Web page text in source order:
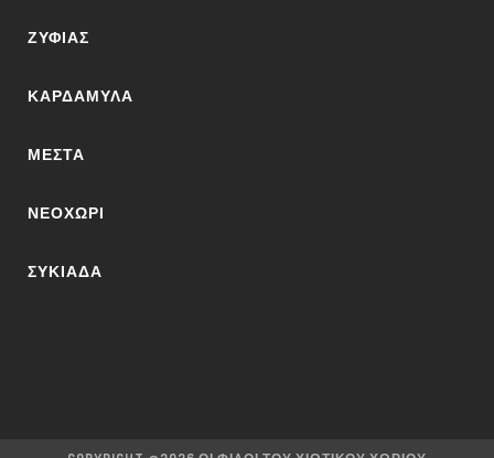
ΖΥΦΙΆΣ
ΚΑΡΔΆΜΥΛΑ
ΜΕΣΤΆ
ΝΕΟΧΏΡΙ
ΣΥΚΙΆΔΑ